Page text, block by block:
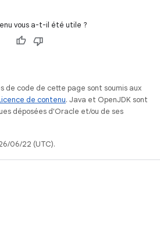
vous a-t-il été utile ?
de code de cette page sont soumis aux
de contenu. Java et OpenJDK sont
déposées d'Oracle et/ou de ses
06/22 (UTC).